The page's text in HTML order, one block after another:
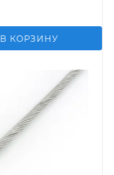
В КОРЗИНУ